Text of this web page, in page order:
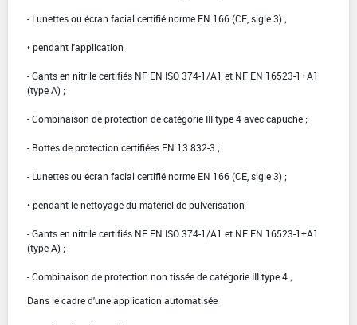
- Lunettes ou écran facial certifié norme EN 166 (CE, sigle 3) ;
• pendant l'application
- Gants en nitrile certifiés NF EN ISO 374-1/A1 et NF EN 16523-1+A1
(type A) ;
- Combinaison de protection de catégorie III type 4 avec capuche ;
- Bottes de protection certifiées EN 13 832-3 ;
- Lunettes ou écran facial certifié norme EN 166 (CE, sigle 3) ;
• pendant le nettoyage du matériel de pulvérisation
- Gants en nitrile certifiés NF EN ISO 374-1/A1 et NF EN 16523-1+A1
(type A) ;
- Combinaison de protection non tissée de catégorie III type 4 ;
Dans le cadre d'une application automatisée